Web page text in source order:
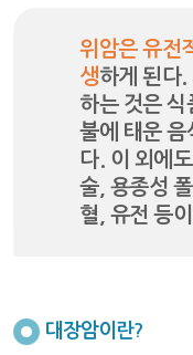
위암은 유전
생하게 된다.
하는 것은 식
불에 태운 음
다. 이 외에
술, 용종성
혈, 유전 등
대장암이란?